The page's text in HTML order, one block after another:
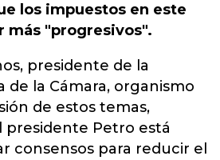
los impuestos en este
más "progresivos".
presidente de la
de la Cámara, organismo
de estos temas,
presidente Petro está
consensos para reducir el